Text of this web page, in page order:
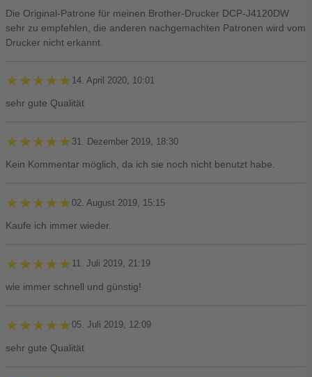
Die Original-Patrone für meinen Brother-Drucker DCP-J4120DW
sehr zu empfehlen, die anderen nachgemachten Patronen wird vom
Drucker nicht erkannt.
★★★★★
★★★★★ 14. April 2020, 10:01
sehr gute Qualität
★★★★★
★★★★★ 31. Dezember 2019, 18:30
Kein Kommentar möglich, da ich sie noch nicht benutzt habe.
★★★★★
★★★★★02. August 2019, 15:15
Kaufe ich immer wieder.
★★★★★
★★★★★ 11. Juli 2019, 21:19
wie immer schnell und günstig!
★★★★★
★★★★★05. Juli 2019, 12:09
sehr gute Qualität